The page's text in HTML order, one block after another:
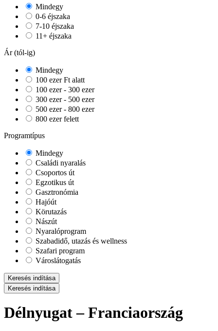
Mindegy
0-6 éjszaka
7-10 éjszaka
11+ éjszaka
Ár (tól-ig)
Mindegy
100 ezer Ft alatt
100 ezer - 300 ezer
300 ezer - 500 ezer
500 ezer - 800 ezer
800 ezer felett
Programtípus
Mindegy
Családi nyaralás
Csoportos út
Egzotikus út
Gasztronómia
Hajóút
Körutazás
Nászút
Nyaralóprogram
Szabadidő, utazás és wellness
Szafari program
Városlátogatás
Keresés indítása
Keresés indítása
Délnyugat – Franciaország